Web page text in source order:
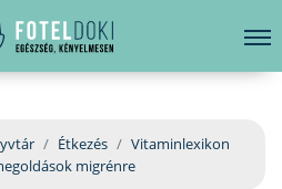
hirdetés
Étkezés
Vitaminlexikon
migrénre